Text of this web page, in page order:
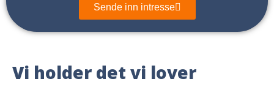
Sende inn intresse
Vi holder det vi lover